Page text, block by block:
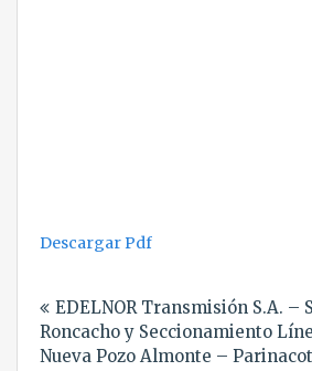
Descargar Pdf
de
entradas
EDELNOR Transmisión S.A. –
Roncacho y Seccionamiento
Nueva Pozo Almonte –